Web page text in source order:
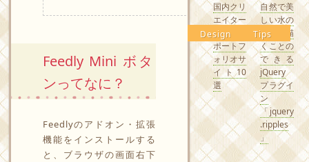
Feedly Mini ボタ
ンってなに？
Feedlyのアドオン・拡張
機能をインストールする
と、ブラウザの画面右下
Design
国内クリ
エイター
の素敵な
ポートフ
ォリオサ
イト10
選
Tips
自然で美
しい水の
波紋を描
くことの
できる
jQuery
プラグイ
ン
「jquery
.ripples
」